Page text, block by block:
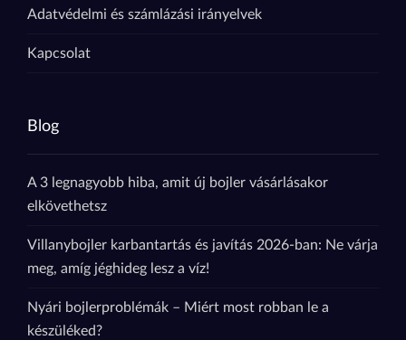
Adatvédelmi és számlázási irányelvek
Kapcsolat
Blog
A 3 legnagyobb hiba, amit új bojler vásárlásakor
elkövethetsz
Villanybojler karbantartás és javítás 2026-ban: Ne várja
meg, amíg jéghideg lesz a víz!
Nyári bojlerproblémák – Miért most robban le a
készüléked?